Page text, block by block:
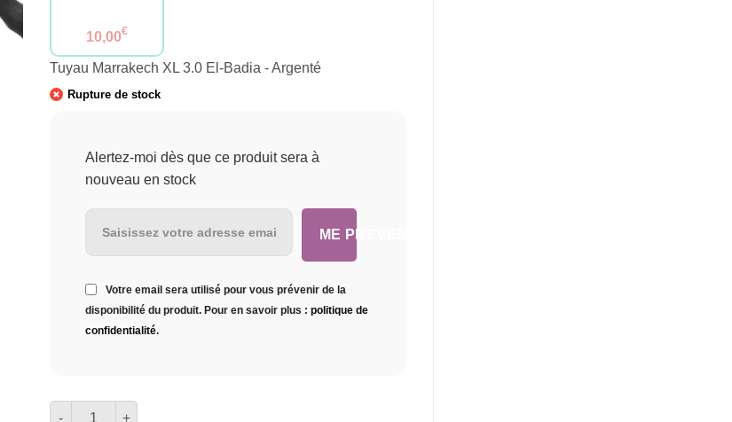
10,00€
Tuyau Marrakech XL 3.0 El-Badia - Argenté
Rupture de stock
Alertez-moi dès que ce produit sera à
nouveau en stock
ME PRÉVENIR
Votre email sera utilisé pour vous prévenir de la
disponibilité du produit. Pour en savoir plus : politique de
confidentialité.
quantité de Tuyau Marrakech XL 3.0 El-Badia